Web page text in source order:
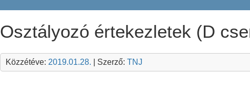
Osztályozó értekezletek (D
Közzétéve: 2019.01.28. | Szerző: TNJ